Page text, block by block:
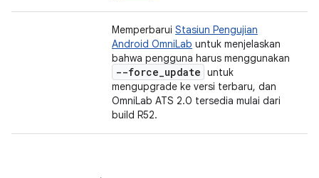
Memperbarui Stasiun Pengujian
Android OmniLab untuk menjelaskan
bahwa pengguna harus menggunakan
--force_update untuk
mengupgrade ke versi terbaru, dan
OmniLab ATS 2.0 tersedia mulai dari
build R52.